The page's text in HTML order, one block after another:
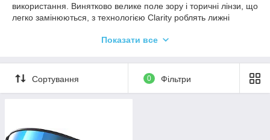
використання. Винятково велике поле зору і торичні лінзи, що
легко замінюються, з технологією Clarity роблять лижні
друзями на трасі або в сільській місцевості.
просто натискаючи на аутригери.
Оправа та ремінець окулярів виготовлені з 47% матеріалів на
середовище.
Показати все
Сортування 0 Фільтри